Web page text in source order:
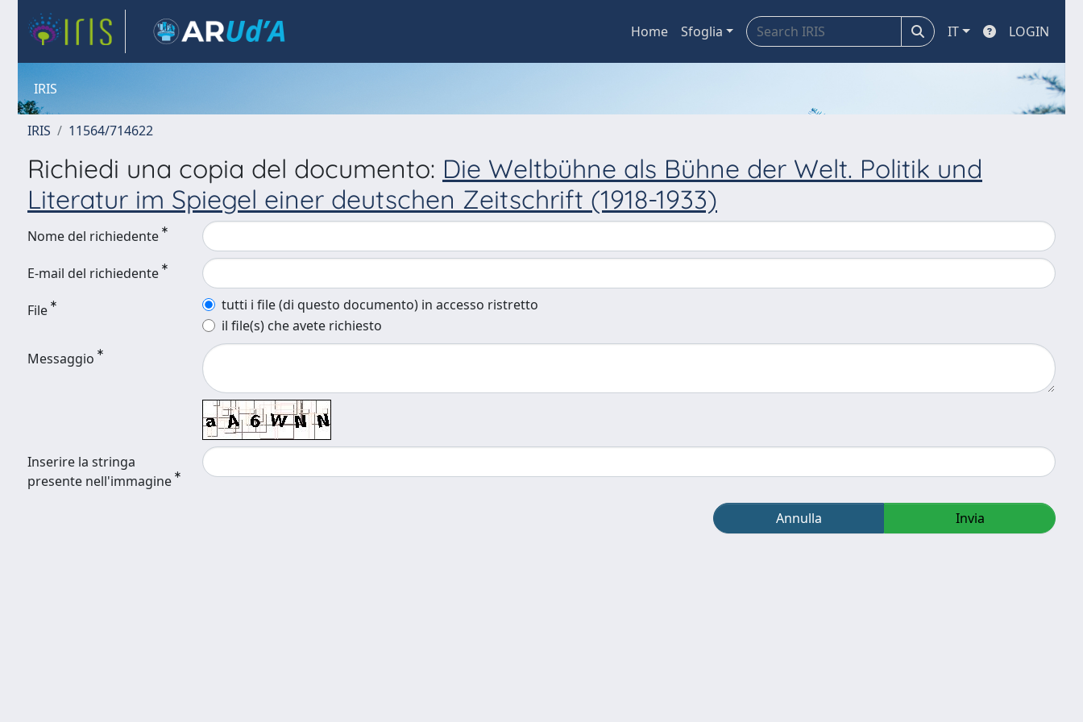
Home Sfoglia IT LOGIN
IRIS
IRIS 11564/714622
Richiedi una copia del documento: Die Weltbühne als Bühne der Welt. Politik und
Literatur im Spiegel einer deutschen Zeitschrift (1918-1933)
Nome del richiedente
E-mail del richiedente
File
tutti i file (di questo documento) in accesso ristretto
il file(s) che avete richiesto
Messaggio
Inserire la stringa
presente nell'immagine
Annulla Invia